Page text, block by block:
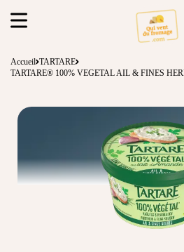
Accueil TARTARE
TARTARE® 100% VEGETAL AIL & FINES